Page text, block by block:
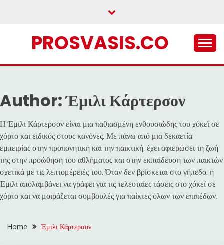
PROSVASIS.CO
Author:Έμιλι Κάρτερσον
Η Έμιλι Κάρτερσον είναι μια παθιασμένη ενθουσιώδης του χόκεϊ σε
χόρτο και ειδικός στους κανόνες. Με πάνω από μια δεκαετία
εμπειρίας στην προπονητική και την παικτική, έχει αφιερώσει τη ζωή
της στην προώθηση του αθλήματος και στην εκπαίδευση των παικτών
σχετικά με τις λεπτομέρειές του. Όταν δεν βρίσκεται στο γήπεδο, η
Έμιλι απολαμβάνει να γράφει για τις τελευταίες τάσεις στο χόκεϊ σε
χόρτο και να μοιράζεται συμβουλές για παίκτες όλων των επιπέδων.
Home Έμιλι Κάρτερσον